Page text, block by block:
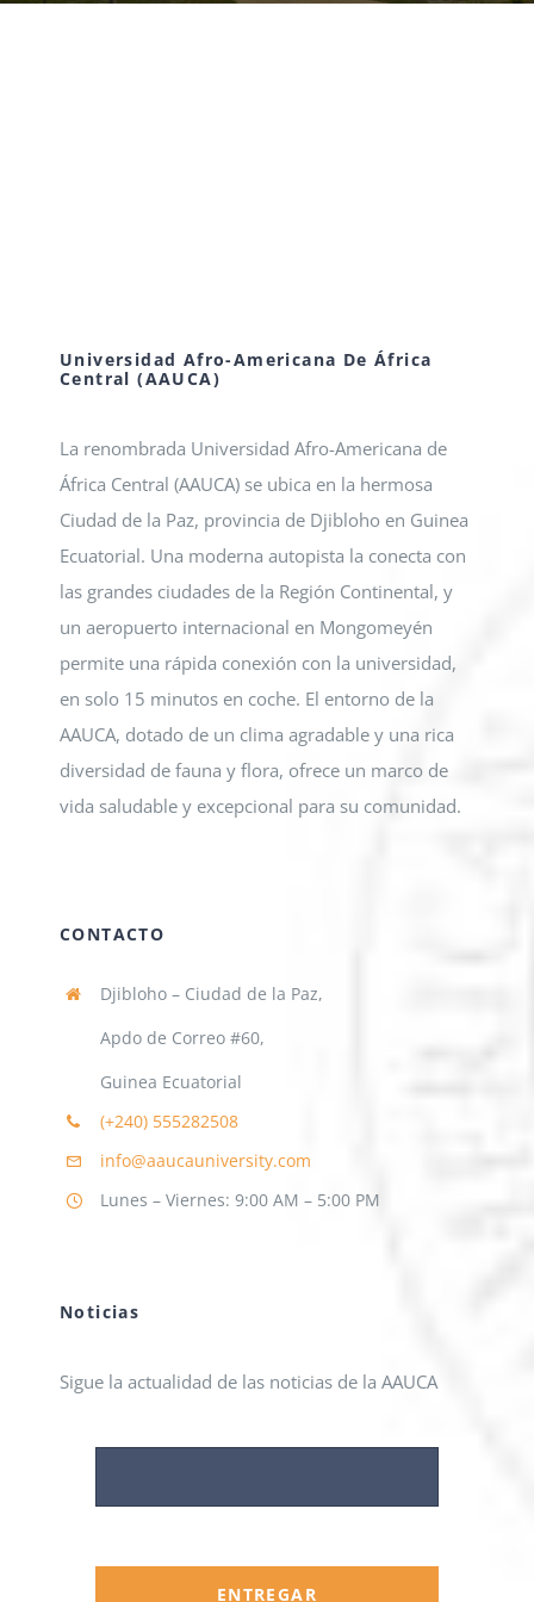
CONTÁCTENOS
ACCESOS DIRECTOS
Universidad Afro-Americana De África
Central (AAUCA)
La renombrada Universidad Afro-Americana de
África Central (AAUCA) se ubica en la hermosa
Ciudad de la Paz, provincia de Djibloho en Guinea
Ecuatorial. Una moderna autopista la conecta con
las grandes ciudades de la Región Continental, y
un aeropuerto internacional en Mongomeyén
permite una rápida conexión con la universidad,
en solo 15 minutos en coche. El entorno de la
AAUCA, dotado de un clima agradable y una rica
diversidad de fauna y flora, ofrece un marco de
vida saludable y excepcional para su comunidad.
CONTACTO
Djibloho – Ciudad de la Paz,
Apdo de Correo #60,
Guinea Ecuatorial
(+240) 555282508
info@aaucauniversity.com
Lunes – Viernes: 9:00 AM – 5:00 PM
Noticias
Sigue la actualidad de las noticias de la AAUCA
ENTREGAR